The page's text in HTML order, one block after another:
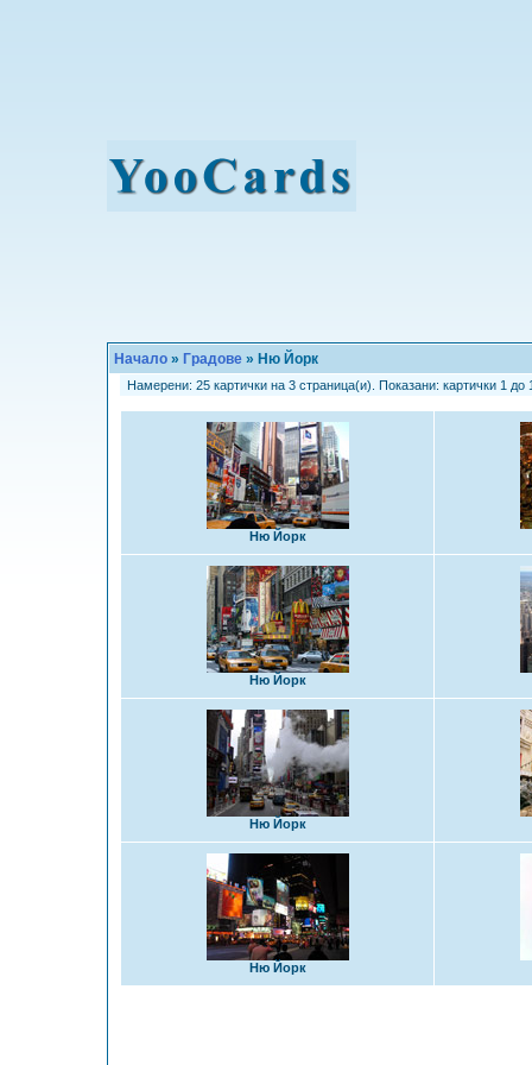
Начало » Градове » Ню Йорк
Намерени: 25 картички на 3 страница(и). Показани: картички 1 до
Ню Йорк
Ню Йорк
Ню Йорк
Ню Йорк